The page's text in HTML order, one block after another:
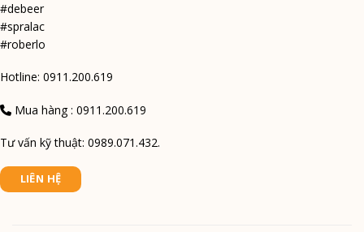
#debeer
#spralac
#roberlo
Hotline: 0911.200.619
Mua hàng : 0911.200.619
Tư vấn kỹ thuật: 0989.071.432.
LIÊN HỆ